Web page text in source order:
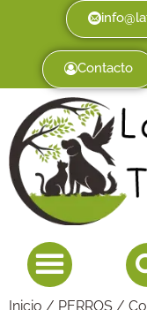
Contacto
Inicio / PERROS /